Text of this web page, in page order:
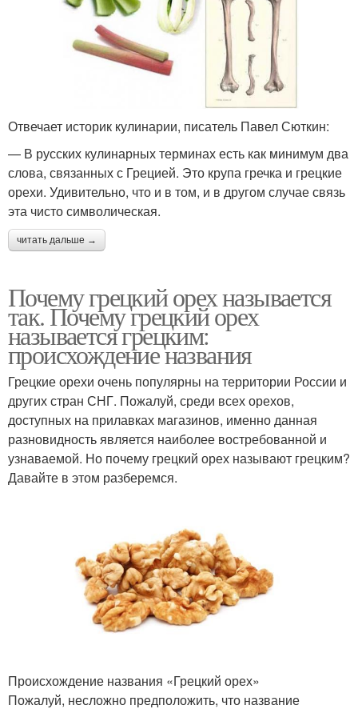
Отвечает историк кулинарии, писатель Павел Сюткин:
— В русских кулинарных терминах есть как минимум два
слова, связанных с Грецией. Это крупа гречка и грецкие
орехи. Удивительно, что и в том, и в другом случае связь
эта чисто символическая.
читать дальше →
Почему грецкий орех называется
так. Почему грецкий орех
называется грецким:
происхождение названия
Грецкие орехи очень популярны на территории России и
других стран СНГ. Пожалуй, среди всех орехов,
доступных на прилавках магазинов, именно данная
разновидность является наиболее востребованной и
узнаваемой. Но почему грецкий орех называют грецким?
Давайте в этом разберемся.
Происхождение названия «Грецкий орех»
Пожалуй, несложно предположить, что название